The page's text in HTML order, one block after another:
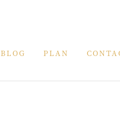
BLOG PLAN